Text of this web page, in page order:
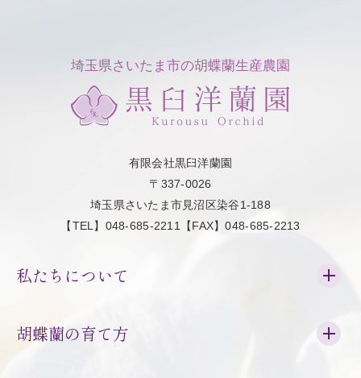
埼玉県さいたま市の胡蝶蘭生産農園
有限会社黒臼洋蘭園
〒337-0026
埼玉県さいたま市見沼区染谷1-188
【TEL】048-685-2211【FAX】048-685-2213
私たちについて
胡蝶蘭の育て方